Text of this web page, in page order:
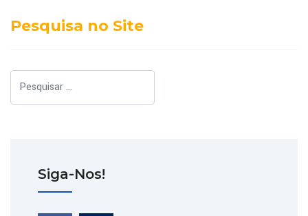
Pesquisa no Site
Siga-Nos!